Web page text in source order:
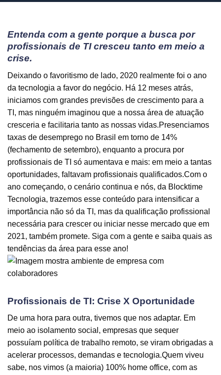
Entenda com a gente porque a busca por
profissionais de TI cresceu tanto em meio a
crise.
Deixando o favoritismo de lado, 2020 realmente foi o ano
da tecnologia a favor do negócio. Há 12 meses atrás,
iniciamos com grandes previsões de crescimento para a
TI, mas ninguém imaginou que a nossa área de atuação
cresceria e facilitaria tanto as nossas vidas.Presenciamos
taxas de desemprego no Brasil em torno de 14%
(fechamento de setembro), enquanto a procura por
profissionais de TI só aumentava e mais: em meio a tantas
oportunidades, faltavam profissionais qualificados.Com o
ano começando, o cenário continua e nós, da Blocktime
Tecnologia, trazemos esse conteúdo para intensificar a
importância não só da TI, mas da qualificação profissional
necessária para crescer ou iniciar nesse mercado que em
2021, também promete. Siga com a gente e saiba quais as
tendências da área para esse ano!
Profissionais de TI: Crise X Oportunidade
De uma hora para outra, tivemos que nos adaptar. Em
meio ao isolamento social, empresas que sequer
possuíam política de trabalho remoto, se viram obrigadas a
acelerar processos, demandas e tecnologia.Quem viveu
sabe, nos vimos (a maioria) 100% home office, com as